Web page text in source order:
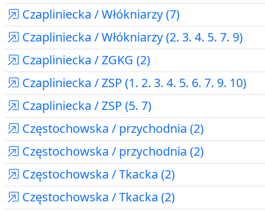
Czapliniecka / Włókniarzy (7)
Czapliniecka / Włókniarzy (2. 3. 4. 5. 7. 9)
Czapliniecka / ZGKG (2)
Czapliniecka / ZSP (1. 2. 3. 4. 5. 6. 7. 9. 10)
Czapliniecka / ZSP (5. 7)
Częstochowska / przychodnia (2)
Częstochowska / przychodnia (2)
Częstochowska / Tkacka (2)
Częstochowska / Tkacka (2)